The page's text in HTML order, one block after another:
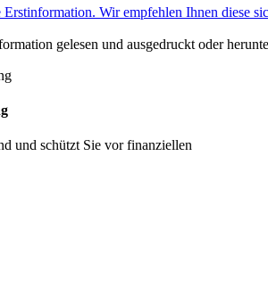
Wir empfehlen Ihnen diese
gelesen und ausgedruckt oder
und schützt Sie vor finanziellen